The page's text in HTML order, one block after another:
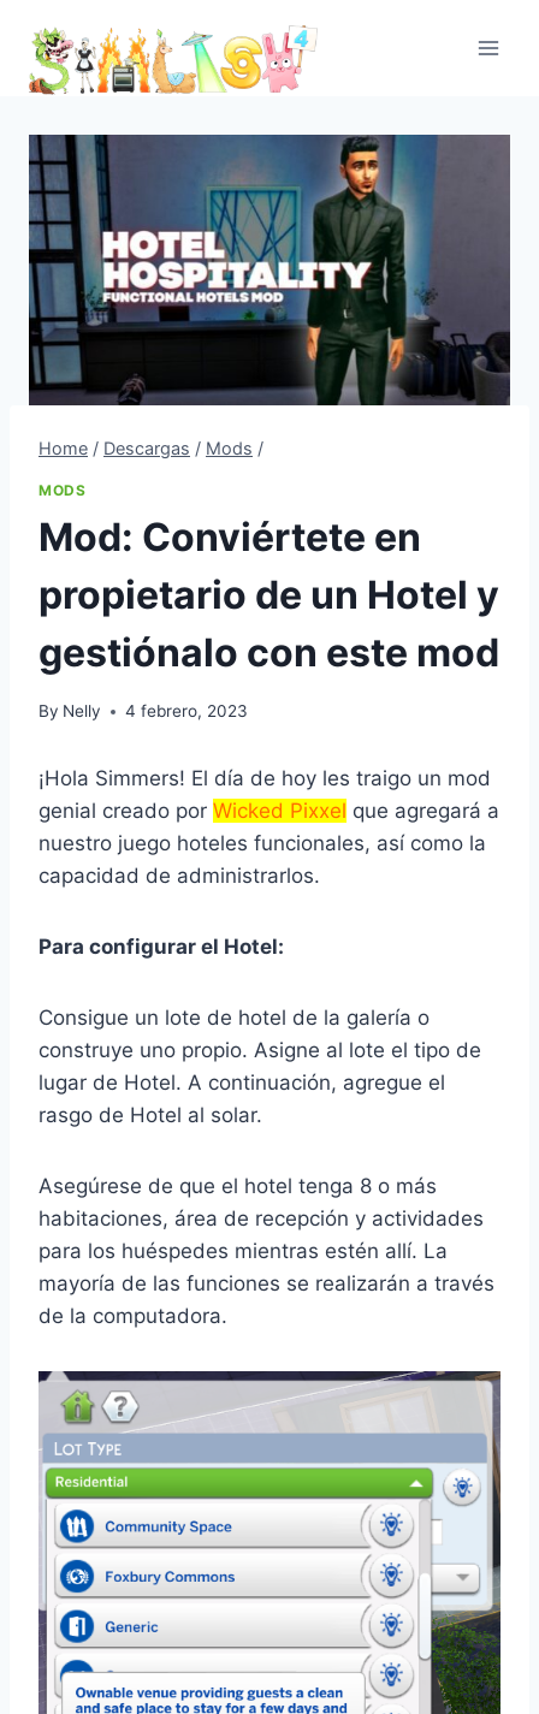
content
Home / Descargas / Mods /
MODS
Mod: Conviértete en
propietario de un Hotel y
gestiónalo con este mod
By Nelly 4 febrero, 2023
¡Hola Simmers! El día de hoy les traigo un mod
genial creado por Wicked Pixxel que agregará a
nuestro juego hoteles funcionales, así como la
capacidad de administrarlos.
Para configurar el Hotel:
Consigue un lote de hotel de la galería o
construye uno propio. Asigne al lote el tipo de
lugar de Hotel. A continuación, agregue el
rasgo de Hotel al solar.
Asegúrese de que el hotel tenga 8 o más
habitaciones, área de recepción y actividades
para los huéspedes mientras estén allí. La
mayoría de las funciones se realizarán a través
de la computadora.